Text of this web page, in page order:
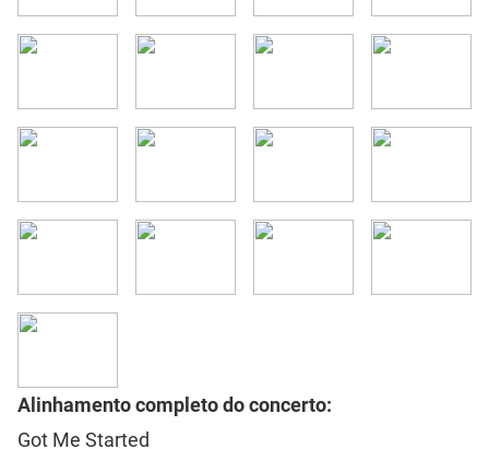
Alinhamento completo do concerto:
Got Me Started